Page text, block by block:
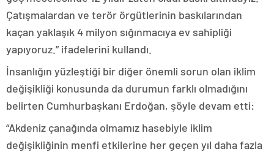
Çatışmalardan ve terör örgütlerinin baskılarından
kaçan yaklaşık 4 milyon sığınmacıya ev sahipliği
yapıyoruz.” ifadelerini kullandı.
İnsanlığın yüzleştiği bir diğer önemli sorun olan iklim
değişikliği konusunda da durumun farklı olmadığını
belirten Cumhurbaşkanı Erdoğan, şöyle devam etti:
“Akdeniz çanağında olmamız hasebiyle iklim
değişikliğinin menfi etkilerine her geçen yıl daha fazla